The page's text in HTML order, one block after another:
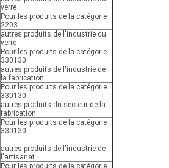
verre
Pour les produits de la catégorie
2203
autres produits de l'industrie du
verre
Pour les produits de la catégorie
330130
autres produits de l'industrie de
la fabrication
Pour les produits de la catégorie
330130
autres produits du secteur de la
fabrication
Pour les produits de la catégorie
330130
autres produits de l'industrie de
l'artisanat